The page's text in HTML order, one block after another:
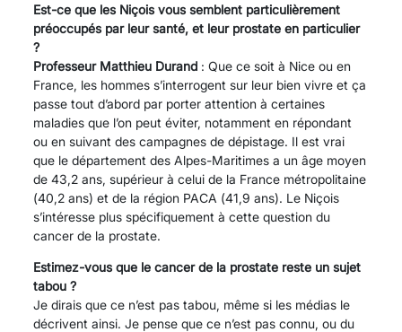
Est-ce que les Niçois vous semblent particulièrement
préoccupés par leur santé, et leur prostate en particulier
?
Professeur Matthieu Durand : Que ce soit à Nice ou en
France, les hommes s’interrogent sur leur bien vivre et ça
passe tout d’abord par porter attention à certaines
maladies que l’on peut éviter, notamment en répondant
ou en suivant des campagnes de dépistage. Il est vrai
que le département des Alpes-Maritimes a un âge moyen
de 43,2 ans, supérieur à celui de la France métropolitaine
(40,2 ans) et de la région PACA (41,9 ans). Le Niçois
s’intéresse plus spécifiquement à cette question du
cancer de la prostate.
Estimez-vous que le cancer de la prostate reste un sujet
tabou ?
Je dirais que ce n’est pas tabou, même si les médias le
décrivent ainsi. Je pense que ce n’est pas connu, ou du